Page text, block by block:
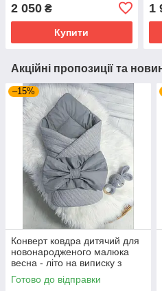
2 050 ₴
Купити
1
Акційні пропозиції та
–15%
Конверт ковдра дитячий для
новонародженого малюка
весна - літо на виписку з
пологового будинку та
прогулянок 80х80 см зі
Готово до відправки